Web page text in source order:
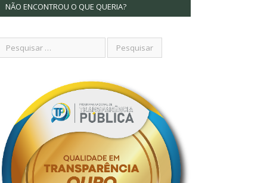
NÃO ENCONTROU O QUE QUERIA?